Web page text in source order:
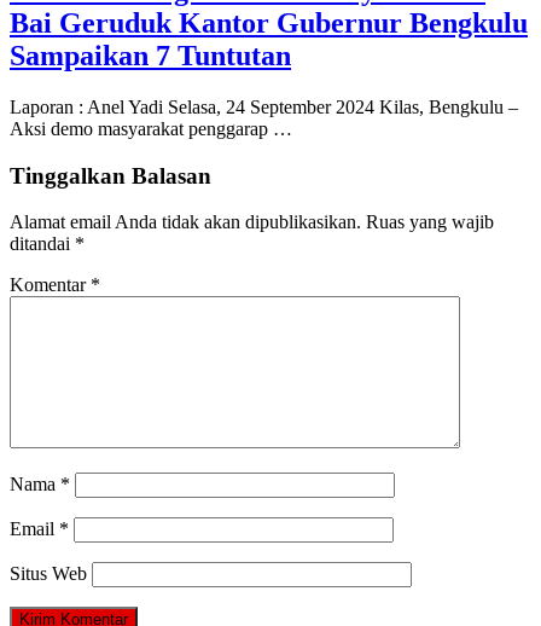
Bai Geruduk Kantor Gubernur Bengkulu
Sampaikan 7 Tuntutan
Laporan : Anel Yadi Selasa, 24 September 2024 Kilas, Bengkulu –
Aksi demo masyarakat penggarap …
Tinggalkan Balasan
Alamat email Anda tidak akan dipublikasikan. Ruas yang wajib
ditandai *
Komentar *
Nama *
Email *
Situs Web